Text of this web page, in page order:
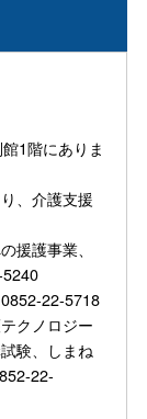
1階にありま
、介護支援
援護事業、
22-5718
クノロジー
験、しまね
22-